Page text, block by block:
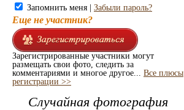
Запомнить меня | Забыли пароль?
Еще не участник?
Зарегистрированные участники могут
размещать свои фото, следить за
комментариями и многое другое... Все плюсы
регистрации >>
Случайная фотография